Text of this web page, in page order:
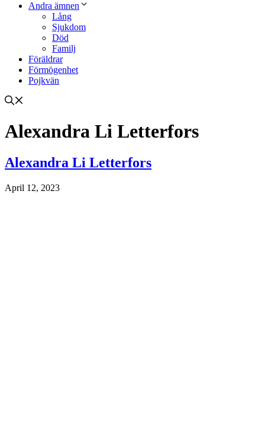
Andra ämnen
Lång
Sjukdom
Död
Familj
Föräldrar
Förmögenhet
Pojkvän
Alexandra Li Letterfors
Alexandra Li Letterfors
April 12, 2023